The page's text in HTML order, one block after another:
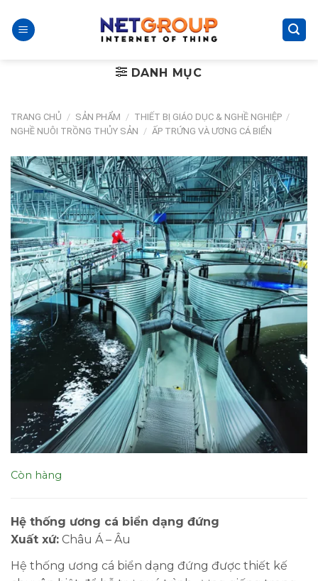
content
DANH MỤC
TRANG CHỦ / SẢN PHẨM / THIẾT BỊ GIÁO DỤC & NGHỀ NGHIỆP /
NGHỀ NUÔI TRỒNG THỦY SẢN / ẤP TRỨNG VÀ ƯƠNG CÁ BIỂN
Còn hàng
Hệ thống ương cá biển dạng đứng
Xuất xứ: Châu Á – Âu
Hệ thống ương cá biển dạng đứng được thiết kế